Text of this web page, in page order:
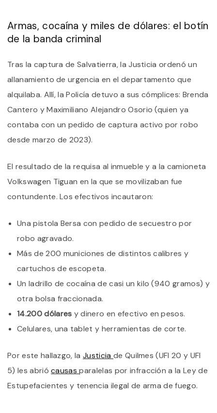
Armas, cocaína y miles de dólares: el botín
de la banda criminal
Tras la captura de Salvatierra, la Justicia ordenó un
allanamiento de urgencia en el departamento que
alquilaba. Allí, la Policía detuvo a sus cómplices: Brenda
Cantero y Maximiliano Alejandro Osorio (quien ya
contaba con un pedido de captura activo por robo
desde marzo de 2023).
El resultado de la requisa al inmueble y a la camioneta
Volkswagen Tiguan en la que se movilizaban fue
contundente. Los efectivos incautaron:
Una pistola Bersa con pedido de secuestro por
robo agravado.
Más de 200 municiones de distintos calibres y
cartuchos de escopeta.
Un ladrillo de cocaína de casi un kilo (940 gramos) y
otra bolsa fraccionada.
14.200 dólares y dinero en efectivo en pesos.
Celulares, una tablet y herramientas de corte.
Por este hallazgo, laJusticia de Quilmes (UFI 20 y UFI
5) les abriócausasparalelas por infracción a la Ley de
Estupefacientes y tenencia ilegal de arma de fuego.